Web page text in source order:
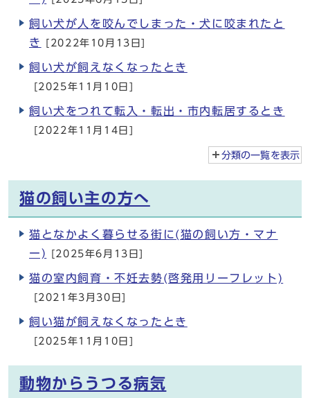
飼い犬が人を咬んでしまった・犬に咬まれたと
き
[2022年10月13日]
飼い犬が飼えなくなったとき
[2025年11月10日]
飼い犬をつれて転入・転出・市内転居するとき
[2022年11月14日]
分類の一覧を表示
猫の飼い主の方へ
猫となかよく暮らせる街に(猫の飼い方・マナ
ー)
[2025年6月13日]
猫の室内飼育・不妊去勢(啓発用リーフレット)
[2021年3月30日]
飼い猫が飼えなくなったとき
[2025年11月10日]
動物からうつる病気